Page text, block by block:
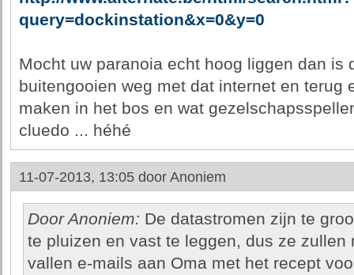
query=dockinstation&x=0&y=0
Mocht uw paranoia echt hoog liggen dan is
buitengooien weg met dat internet en terug
maken in het bos en wat
cluedo ... héhé
11-07-2013, 13:05 door Anoniem
Door Anoniem: De datastromen zijn te
te pluizen en vast te leggen, dus ze zullen
vallen e-mails aan Oma met het recept